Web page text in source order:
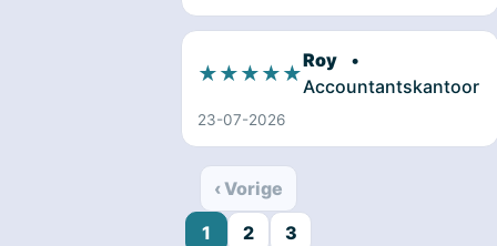
★★★★★
Roy
•
Accountantskantoor
23-07-2026
‹ Vorige
1
2
3